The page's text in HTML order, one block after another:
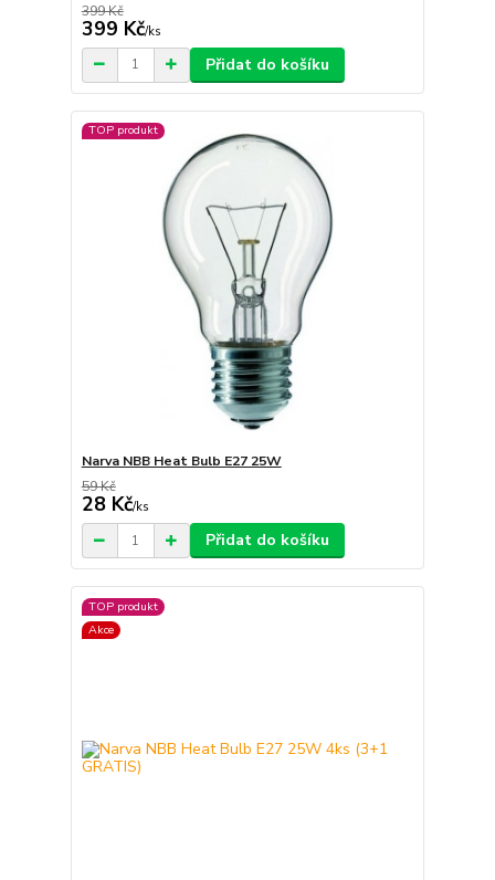
399 Kč
399 Kč/ks
Přidat do košíku
TOP produkt
Narva NBB Heat Bulb E27 25W
59 Kč
28 Kč/ks
Přidat do košíku
TOP produkt
Akce